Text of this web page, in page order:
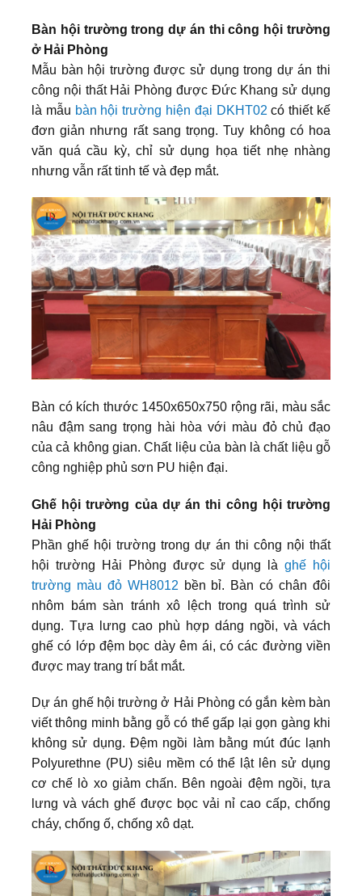
Bàn hội trường trong dự án thi công hội trường
ở Hải Phòng
Mẫu bàn hội trường được sử dụng trong dự án thi
công nội thất Hải Phòng được Đức Khang sử dụng
là mẫu bàn hội trường hiện đại DKHT02 có thiết kế
đơn giản nhưng rất sang trọng. Tuy không có hoa
văn quá cầu kỳ, chỉ sử dụng họa tiết nhẹ nhàng
nhưng vẫn rất tinh tế và đẹp mắt.
Bàn có kích thước 1450x650x750 rộng rãi, màu sắc
nâu đậm sang trọng hài hòa với màu đỏ chủ đạo
của cả không gian. Chất liệu của bàn là chất liệu gỗ
công nghiệp phủ sơn PU hiện đại.
Ghế hội trường của dự án thi công hội trường
Hải Phòng
Phần ghế hội trường trong dự án thi công nội thất
hội trường Hải Phòng được sử dụng làghế hội
trường màu đỏ WH8012 bền bỉ. Bàn có chân đôi
nhôm bám sàn tránh xô lệch trong quá trình sử
dụng. Tựa lưng cao phù hợp dáng ngồi, và vách
ghế có lớp đệm bọc dày êm ái, có các đường viền
được may trang trí bắt mắt.
Dự án ghế hội trường ở Hải Phòng có gắn kèm bàn
viết thông minh bằng gỗ có thể gấp lại gọn gàng khi
không sử dụng. Đệm ngồi làm bằng mút đúc lạnh
Polyurethne (PU) siêu mềm có thể lật lên sử dụng
cơ chế lò xo giảm chấn. Bên ngoài đệm ngồi, tựa
lưng và vách ghế được bọc vải nỉ cao cấp, chống
cháy, chống ố, chống xô dạt.